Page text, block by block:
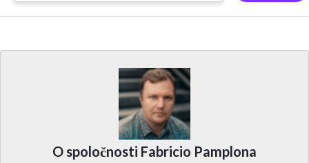
O spoločnosti Fabricio Pamplona